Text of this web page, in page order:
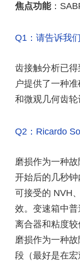
焦点功能：
Q1：请告诉我
齿接触分析已
户提供了一种
和微观几何齿轮
Q2：Ricardo
磨损作为一种
开始后的几秒
可接受的 NVH
效。变速箱中
离合器和粘度
磨损作为一种
段（最好是在